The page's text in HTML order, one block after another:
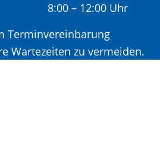
8:00 – 12:00 Uhr
Terminvereinbarung
Wartezeiten zu vermeiden.